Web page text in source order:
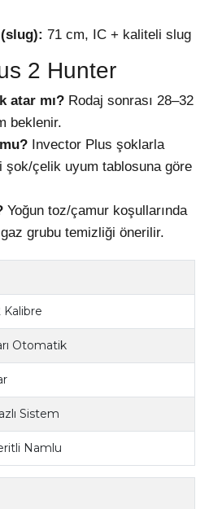
71 cm, IC + kaliteli slug
2 Hunter
atar mı? Rodaj sonrası 28–32
beklenir.
Invector Plus şoklarla
şok/çelik uyum tablosuna göre
Yoğun toz/çamur koşullarında
grubu temizliği önerilir.
Kalibre
Otomatik
Sistem
Namlu